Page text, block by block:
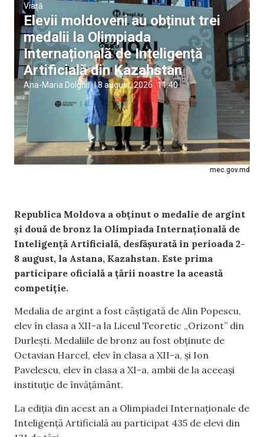
mec.gov.md
Viață
Elevii moldoveni au obținut trei
medalii la Olimpiada
Internațională de Inteligență
Artificială din Kazahstan
Ana-Maria Dolghii |8 august, 2026 11:40
Republica Moldova a obținut o medalie de argint
și două de bronz la Olimpiada Internațională de
Inteligență Artificială, desfășurată în perioada 2-
8 august, la Astana, Kazahstan. Este prima
participare oficială a țării noastre la această
competiție.
Medalia de argint a fost câștigată de Alin Popescu,
elev în clasa a XII-a la Liceul Teoretic „Orizont” din
Durlești. Medaliile de bronz au fost obținute de
Octavian Harcel, elev în clasa a XII-a, și Ion
Pavelescu, elev în clasa a XI-a, ambii de la aceeași
instituție de învățământ.
La ediția din acest an a Olimpiadei Internaționale de
Inteligență Artificială au participat 435 de elevi din